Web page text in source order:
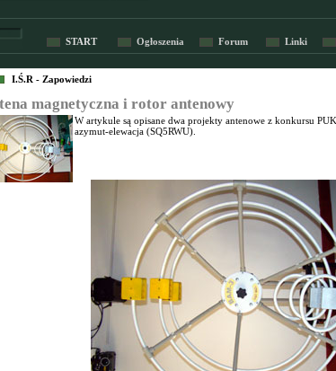
START Ogłoszenia Forum Linki
I.Ś.R - Zapowiedzi
magnetyczna i rotor antenowy
W artykule są opisane dwa projekty antenowe z konkursu
azymut-elewacja (SQ5RWU).